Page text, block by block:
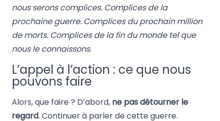
nous serons complices. Complices de la
prochaine guerre. Complices du prochain million
de morts. Complices de la fin du monde tel que
nous le connaissons.
L’appel à l’action : ce que nous
pouvons faire
Alors, que faire ? D’abord, ne pas détourner le
regard. Continuer à parler de cette guerre.